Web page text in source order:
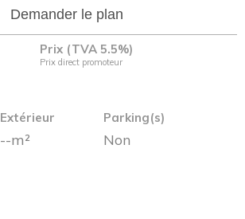
Demander le plan
Prix (TVA 5.5%)
Prix direct promoteur
Extérieur
--m²
Parking(s)
Non